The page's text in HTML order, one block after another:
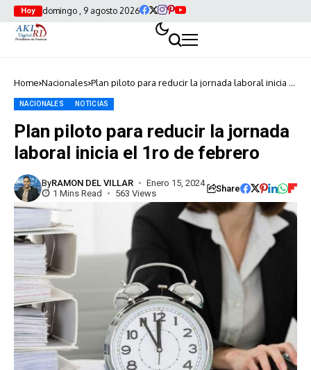
Hoy domingo , 9 agosto 2026
Home Nacionales Plan piloto para reducir la jornada laboral inicia el
NACIONALES NOTICIAS
Plan piloto para reducir la jornada
laboral inicia el 1ro de febrero
ByRAMON DEL VILLAR
Enero 15, 2024
1 Mins Read
563 Views Share